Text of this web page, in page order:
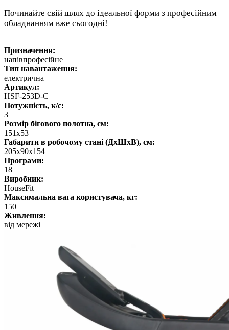
Починайте свій шлях до ідеальної форми з професійним
обладнанням вже сьогодні!
Призначення:
напівпрофесійне
Тип навантаження:
електрична
Артикул:
HSF-253D-C
Потужність, к/с:
3
Розмір бігового полотна, см:
151х53
Габарити в робочому стані (ДхШхВ), см:
205х90х154
Програми:
18
Виробник:
HouseFit
Максимальна вага користувача, кг:
150
Живлення:
від мережі